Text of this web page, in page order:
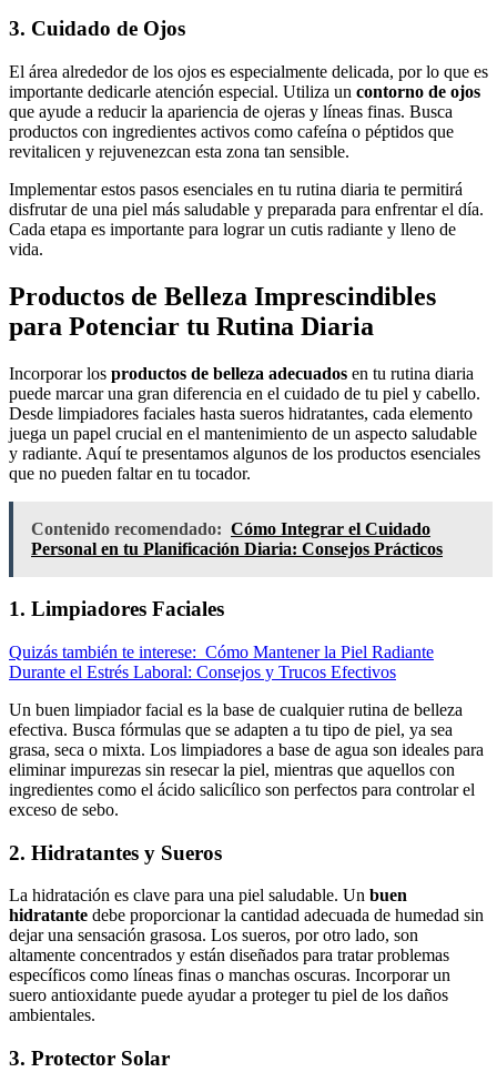
3. Cuidado de Ojos
El área alrededor de los ojos es especialmente delicada, por lo que es
importante dedicarle atención especial. Utiliza un contorno de ojos
que ayude a reducir la apariencia de ojeras y líneas finas. Busca
productos con ingredientes activos como cafeína o péptidos que
revitalicen y rejuvenezcan esta zona tan sensible.
Implementar estos pasos esenciales en tu rutina diaria te permitirá
disfrutar de una piel más saludable y preparada para enfrentar el día.
Cada etapa es importante para lograr un cutis radiante y lleno de
vida.
Productos de Belleza Imprescindibles
para Potenciar tu Rutina Diaria
Incorporar los productos de belleza adecuados en tu rutina diaria
puede marcar una gran diferencia en el cuidado de tu piel y cabello.
Desde limpiadores faciales hasta sueros hidratantes, cada elemento
juega un papel crucial en el mantenimiento de un aspecto saludable
y radiante. Aquí te presentamos algunos de los productos esenciales
que no pueden faltar en tu tocador.
Contenido recomendado: Cómo Integrar el Cuidado
Personal en tu Planificación Diaria: Consejos Prácticos
1. Limpiadores Faciales
Quizás también te interese: Cómo Mantener la Piel Radiante
Durante el Estrés Laboral: Consejos y Trucos Efectivos
Un buen limpiador facial es la base de cualquier rutina de belleza
efectiva. Busca fórmulas que se adapten a tu tipo de piel, ya sea
grasa, seca o mixta. Los limpiadores a base de agua son ideales para
eliminar impurezas sin resecar la piel, mientras que aquellos con
ingredientes como el ácido salicílico son perfectos para controlar el
exceso de sebo.
2. Hidratantes y Sueros
La hidratación es clave para una piel saludable. Un buen
hidratante debe proporcionar la cantidad adecuada de humedad sin
dejar una sensación grasosa. Los sueros, por otro lado, son
altamente concentrados y están diseñados para tratar problemas
específicos como líneas finas o manchas oscuras. Incorporar un
suero antioxidante puede ayudar a proteger tu piel de los daños
ambientales.
3. Protector Solar